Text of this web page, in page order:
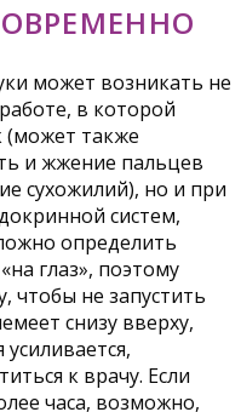
может возникать не
в которой
(может также
и жжение пальцев
сухожилий), но и при
систем,
определить
глаз», поэтому
чтобы не запустить
снизу вверху,
к врачу. Если
часа, возможно,